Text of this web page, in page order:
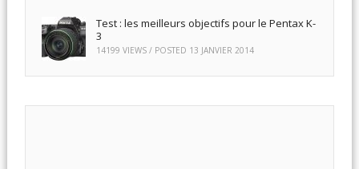
Test : les meilleurs objectifs pour le Pentax K-
3
14199 VIEWS / POSTED 13 JANVIER 2014